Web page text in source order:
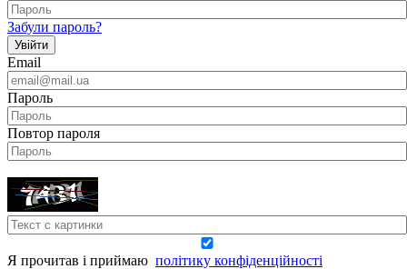
Забули пароль?
Увійти
Email
Пароль
Повтор пароля
Я прочитав і приймаю політику конфіденційності